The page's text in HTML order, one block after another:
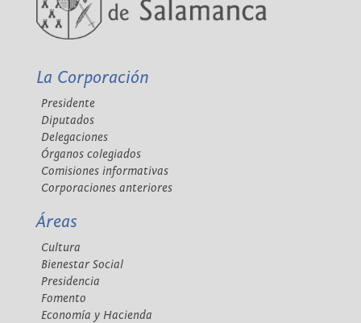
La Corporación
Presidente
Diputados
Delegaciones
Órganos colegiados
Comisiones informativas
Corporaciones anteriores
Áreas
Cultura
Bienestar Social
Presidencia
Fomento
Economía y Hacienda